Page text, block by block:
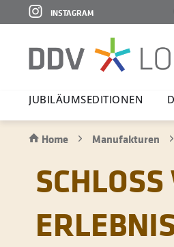
INSTAGRAM
JUBI­LÄ­UMS­E­DI­TIONEN
Home Manufakturen